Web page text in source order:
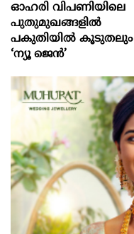
ഓഹരി വിപണിയിലെ
പുതുമുഖങ്ങളിൽ
പകുതിയിൽ കൂടുതലും
‘ന്യൂ ജെൻ’